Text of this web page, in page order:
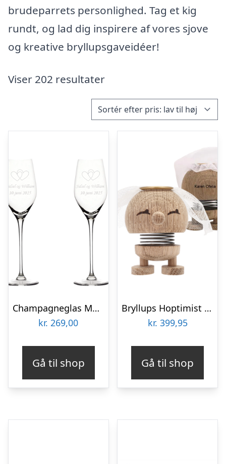
brudeparrets personlighed. Tag et kig
rundt, og lad dig inspirere af vores sjove
og kreative bryllupsgaveidéer!
Viser 202 resultater
Champagneglas Med Gravering Til Bryllup 2 Stk – Aida Passion Connoisseur
kr. 269,00
Gå til shop
Bryllups Hoptimist Brud – small
kr. 399,95
Gå til shop